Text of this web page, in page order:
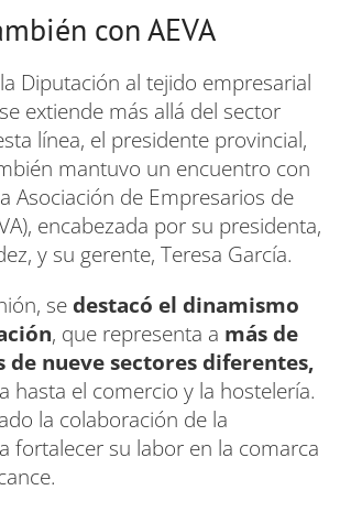
con AEVA
Diputación al tejido empresarial
extiende más allá del sector
línea, el presidente provincial,
mantuvo un encuentro con
Asociación de Empresarios de
encabezada por su presidenta,
y su gerente, Teresa García.
se destacó el dinamismo
, que representa a más de
de nueve sectores diferentes,
hasta el comercio y la hostelería.
la colaboración de la
fortalecer su labor en la comarca